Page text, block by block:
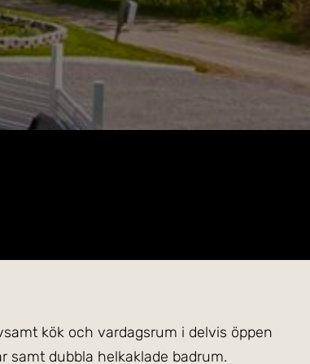
kök och vardagsrum i delvis öppen
samt dubbla helkaklade badrum.